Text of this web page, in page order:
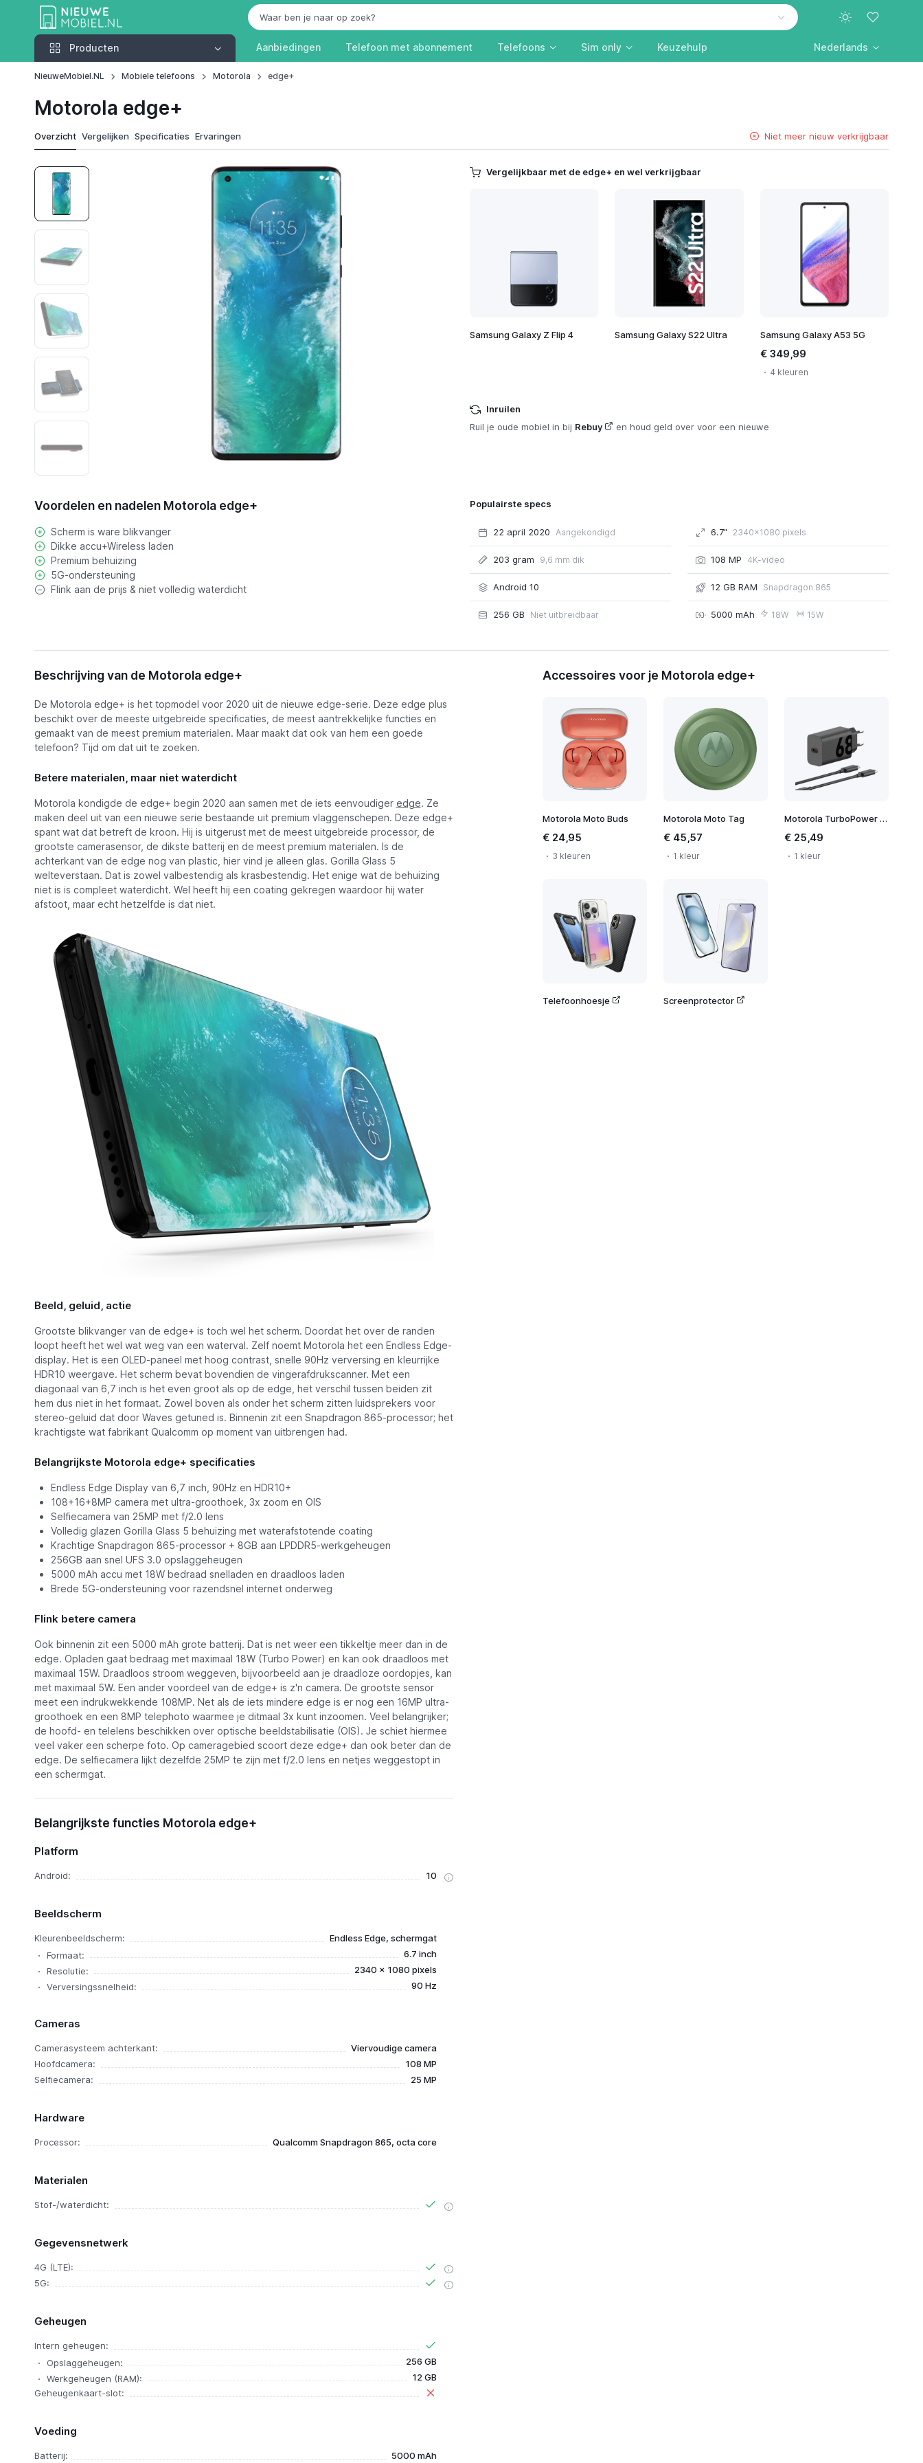
Producten
Producten Aanbiedingen Telefoon met abonnement Telefoons Sim only Keuzehulp Nederlands
NieuweMobiel.NL Mobiele telefoons Motorola edge+
Motorola edge+
Overzicht Vergelijken Specificaties Ervaringen Niet meer nieuw verkrijgbaar
Vergelijkbaar met de edge+ en wel verkrijgbaar
Samsung Galaxy Z Flip 4 Samsung Galaxy S22 Ultra Samsung Galaxy A53 5G
€ 349,99
4 kleuren
Inruilen
Ruil je oude mobiel in bij Rebuy en houd geld over voor een nieuwe
Voordelen en nadelen Motorola edge+
Scherm is ware blikvanger
Dikke accu+Wireless laden
Premium behuizing
5G-ondersteuning
Flink aan de prijs & niet volledig waterdicht
Populairste specs
22 april 2020 Aangekondigd
203 gram 9,6 mm dik
Android 10
256 GB Niet uitbreidbaar
6.7" 2340x1080 pixels
108 MP 4K-video
12 GB RAM Snapdragon 865
5000 mAh 18W 15W
Motorola edge+ Alternatieven
Nieuws
Beschrijving van de Motorola edge+
De Motorola edge+ is het topmodel voor 2020 uit de nieuwe edge-serie. Deze edge plus
beschikt over de meeste uitgebreide specificaties, de meest aantrekkelijke functies en
gemaakt van de meest premium materialen. Maar maakt dat ook van hem een goede
telefoon? Tijd om dat uit te zoeken.
Betere materialen, maar niet waterdicht
Motorola kondigde de edge+ begin 2020 aan samen met de iets eenvoudiger edge. Ze
maken deel uit van een nieuwe serie bestaande uit premium vlaggenschepen. Deze edge+
spant wat dat betreft de kroon. Hij is uitgerust met de meest uitgebreide processor, de
grootste camerasensor, de dikste batterij en de meest premium materialen. Is de
achterkant van de edge nog van plastic, hier vind je alleen glas. Gorilla Glass 5
welteverstaan. Dat is zowel valbestendig als krasbestendig. Het enige wat de behuizing
niet is is compleet waterdicht. Wel heeft hij een coating gekregen waardoor hij water
afstoot, maar echt hetzelfde is dat niet.
Beeld, geluid, actie
Grootste blikvanger van de edge+ is toch wel het scherm. Doordat het over de randen
loopt heeft het wel wat weg van een waterval. Zelf noemt Motorola het een Endless Edge-
display. Het is een OLED-paneel met hoog contrast, snelle 90Hz verversing en kleurrijke
HDR10 weergave. Het scherm bevat bovendien de vingerafdrukscanner. Met een
diagonaal van 6,7 inch is het even groot als op de edge, het verschil tussen beiden zit
hem dus niet in het formaat. Zowel boven als onder het scherm zitten luidsprekers voor
stereo-geluid dat door Waves getuned is. Binnenin zit een Snapdragon 865-processor; het
krachtigste wat fabrikant Qualcomm op moment van uitbrengen had.
Belangrijkste Motorola edge+ specificaties
Endless Edge Display van 6,7 inch, 90Hz en HDR10+
108+16+8MP camera met ultra-groothoek, 3x zoom en OIS
Selfiecamera van 25MP met f/2.0 lens
Volledig glazen Gorilla Glass 5 behuizing met waterafstotende coating
Krachtige Snapdragon 865-processor + 8GB aan LPDDR5-werkgeheugen
256GB aan snel UFS 3.0 opslaggeheugen
5000 mAh accu met 18W bedraad snelladen en draadloos laden
Brede 5G-ondersteuning voor razendsnel internet onderweg
Flink betere camera
Ook binnenin zit een 5000 mAh grote batterij. Dat is net weer een tikkeltje meer dan in de
edge. Opladen gaat bedraag met maximaal 18W (Turbo Power) en kan ook draadloos met
maximaal 15W. Draadloos stroom weggeven, bijvoorbeeld aan je draadloze oordopjes, kan
met maximaal 5W. Een ander voordeel van de edge+ is z'n camera. De grootste sensor
meet een indrukwekkende 108MP. Net als de iets mindere edge is er nog een 16MP ultra-
groothoek en een 8MP telephoto waarmee je ditmaal 3x kunt inzoomen. Veel belangrijker;
de hoofd- en telelens beschikken over optische beeldstabilisatie (OIS). Je schiet hiermee
veel vaker een scherpe foto. Op cameragebied scoort deze edge+ dan ook beter dan de
edge. De selfiecamera lijkt dezelfde 25MP te zijn met f/2.0 lens en netjes weggestopt in
een schermgat.
Belangrijkste functies Motorola edge+
Platform
Android: 10
Beeldscherm
Kleurenbeeldscherm:
Endless Edge, schermgat
Formaat:
6.7 inch
Resolutie:
2340 x 1080 pixels
Verversingssnelheid:
90 Hz
Cameras
Camerasysteem achterkant:
Viervoudige camera
Hoofdcamera:
108 MP
Selfiecamera:
25 MP
Hardware
Processor: Qualcomm Snapdragon 865, octa core
Materialen
Stof-/waterdicht:
Gegevensnetwerk
4G (LTE):
5G:
Geheugen
Intern geheugen:
Opslaggeheugen:
256 GB
Werkgeheugen (RAM):
12 GB
Geheugenkaart-slot:
Voeding
Batterij: 5000 mAh
Accessoires voor je Motorola edge+
Motorola Moto Buds
€ 24,95
3 kleuren
Motorola Moto Tag
€ 45,57
1 kleur
Motorola TurboPower 68W Wall Charger
€ 25,49
1 kleur
Telefoonhoesje Screenprotector